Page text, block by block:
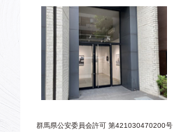
群馬県公安委員会許可 第421030470200号